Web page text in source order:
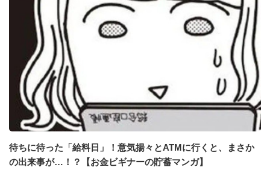
待ちに待った「給料日」！意気揚々とATMに行くと、まさか
の出来事が…！？【お金ビギナーの貯蓄マンガ】